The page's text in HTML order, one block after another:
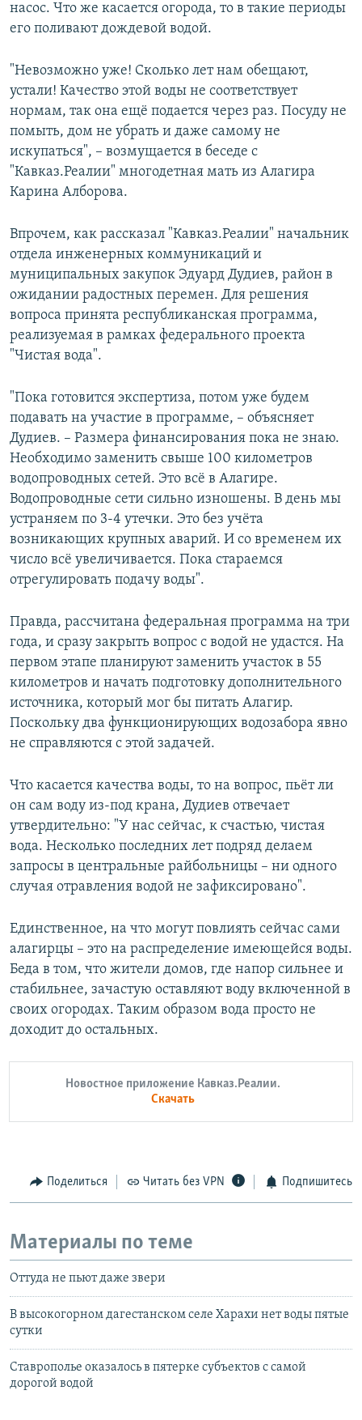
насос. Что же касается огорода, то в такие периоды
его поливают дождевой водой.
"Невозможно уже! Сколько лет нам обещают,
устали! Качество этой воды не соответствует
нормам, так она ещё подается через раз. Посуду не
помыть, дом не убрать и даже самому не
искупаться", – возмущается в беседе с
"Кавказ.Реалии" многодетная мать из Алагира
Карина Алборова.
Впрочем, как рассказал "Кавказ.Реалии" начальник
отдела инженерных коммуникаций и
муниципальных закупок Эдуард Дудиев, район в
ожидании радостных перемен. Для решения
вопроса принята республиканская программа,
реализуемая в рамках федерального проекта
"Чистая вода".
"Пока готовится экспертиза, потом уже будем
подавать на участие в программе, – объясняет
Дудиев. – Размера финансирования пока не знаю.
Необходимо заменить свыше 100 километров
водопроводных сетей. Это всё в Алагире.
Водопроводные сети сильно изношены. В день мы
устраняем по 3-4 утечки. Это без учёта
возникающих крупных аварий. И со временем их
число всё увеличивается. Пока стараемся
отрегулировать подачу воды".
Правда, рассчитана федеральная программа на три
года, и сразу закрыть вопрос с водой не удастся. На
первом этапе планируют заменить участок в 55
километров и начать подготовку дополнительного
источника, который мог бы питать Алагир.
Поскольку два функционирующих водозабора явно
не справляются с этой задачей.
Что касается качества воды, то на вопрос, пьёт ли
он сам воду из-под крана, Дудиев отвечает
утвердительно: "У нас сейчас, к счастью, чистая
вода. Несколько последних лет подряд делаем
запросы в центральные райбольницы – ни одного
случая отравления водой не зафиксировано".
Единственное, на что могут повлиять сейчас сами
алагирцы – это на распределение имеющейся воды.
Беда в том, что жители домов, где напор сильнее и
стабильнее, зачастую оставляют воду включенной в
своих огородах. Таким образом вода просто не
доходит до остальных.
Новостное приложение Кавказ.Реалии.
Скачать
Поделиться Читать без VPN Подпишитесь
Материалы по теме
Оттуда не пьют даже звери
В высокогорном дагестанском селе Харахи нет воды пятые
сутки
Ставрополье оказалось в пятерке субъектов с самой
дорогой водой